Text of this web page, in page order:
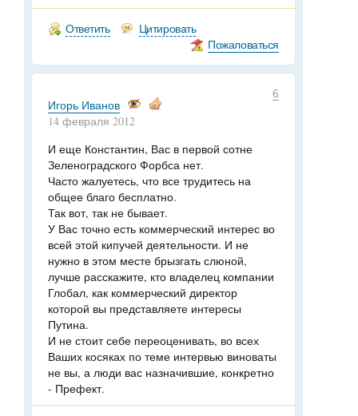
Ответить
Цитировать
Пожаловаться
6
Игорь Иванов
14 февраля 2012
И еще Константин, Вас в первой сотне
Зеленоградского Форбса нет.
Часто жалуетесь, что все трудитесь на
общее благо бесплатно.
Так вот, так не бывает.
У Вас точно есть коммерческий интерес во
всей этой кипучей деятельности. И не
нужно в этом месте брызгать слюной,
лучше расскажите, кто владелец компании
Глобал, как коммерческий директор
которой вы представляете интересы
Путина.
И не стоит себе переоценивать, во всех
Ваших косяках по теме интервью виноваты
не вы, а люди вас назначившие, конкретно
- Префект.